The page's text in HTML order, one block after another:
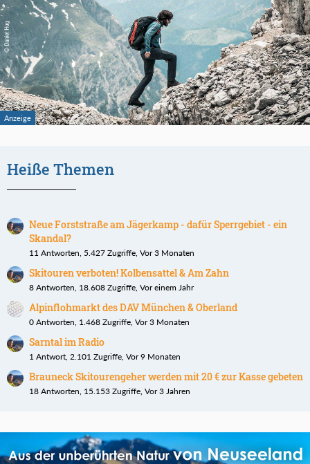
Heiße Themen
Neue Forststraße am Jägerkamp - dafür Sperrgebiet - ein
Skandal?
11 Antworten, 5.427 Zugriffe, Vor 3 Monaten
Skitouren verboten! Kolbensattel & Am Zahn
8 Antworten, 18.608 Zugriffe, Vor einem Jahr
Alpinflohmarkt des DAV München & Oberland
0 Antworten, 1.468 Zugriffe, Vor 3 Monaten
Sarntal im Radio
1 Antwort, 2.101 Zugriffe, Vor 9 Monaten
Brauneck Skitourengeher werden mit 20 € zur Kasse gebeten
18 Antworten, 15.153 Zugriffe, Vor 3 Jahren